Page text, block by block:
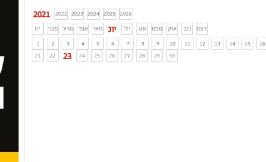
2021 2022 2023 2024 2025 2026
ינו
פבר מרץ אפר מאי יונ יול אוג ספט אוק נוב
דצמ
1
2 3 4 5 6 7 8 9 10 11 12 13 14 15 16
21
22 23 24 25 26 27 28 29 30